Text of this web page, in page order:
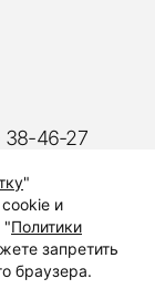
38-46-27
ЗВОНОК
"
и
"Политики
запретить
браузера.